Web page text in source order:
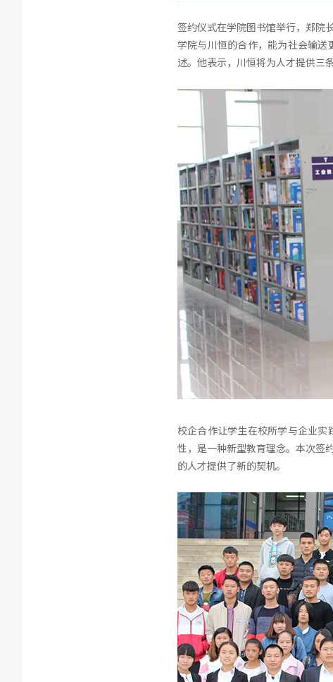
签约仪式在学院图书馆举行，郑院
学院与川恒的合作，能为社会输
述。他表示，川恒将为人才提供三
校企合作让学生在校所学与企业
性，是一种新型教育理念。本次签
的人才提供了新的契机。